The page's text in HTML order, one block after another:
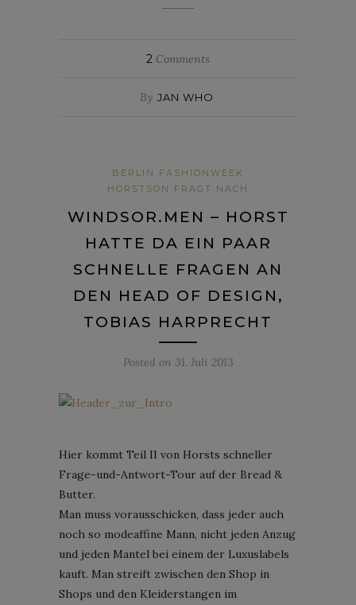
2 Comments
By JAN WHO
BERLIN FASHIONWEEK
HORSTSON FRAGT NACH
WINDSOR.MEN – HORST
HATTE DA EIN PAAR
SCHNELLE FRAGEN AN
DEN HEAD OF DESIGN,
TOBIAS HARPRECHT
Posted on 31. Juli 2013
Hier kommt Teil II von Horsts schneller
Frage-und-Antwort-Tour auf der Bread &
Butter.
Man muss vorausschicken, dass jeder auch
noch so modeaffine Mann, nicht jeden Anzug
und jeden Mantel bei einem der Luxuslabels
kauft. Man streift zwischen den Shop in
Shops und den Kleiderstangen im